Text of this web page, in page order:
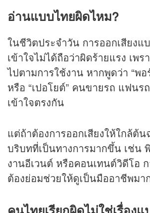
อ่านแบบไทยผิดไหม?
ในชีวิตประจำวัน การออกเสียง
เข้าใจไม่ได้ถือว่าผิดร้ายแรง เพ
ไปตามการใช้งาน หากพูดว่า “พอ
หรือ “เปอโยต์” คนขายรถ แฟนร
เข้าใจตรงกัน
แต่ถ้าต้องการออกเสียงให้ใกล้ต้
บริบทที่เป็นทางการมากขึ้น เช่น
งานอีเวนต์ หรือคอนเทนต์วิดีโอ
ต้องย่อมช่วยให้ดูเป็นมืออาชีพม